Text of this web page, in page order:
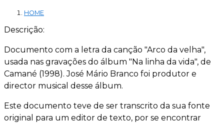
HOME
Descrição:
Documento com a letra da canção "Arco da velha",
usada nas gravações do álbum "Na linha da vida", de
Camané (1998). José Mário Branco foi produtor e
director musical desse álbum.
Este documento teve de ser transcrito da sua fonte
original para um editor de texto, por se encontrar